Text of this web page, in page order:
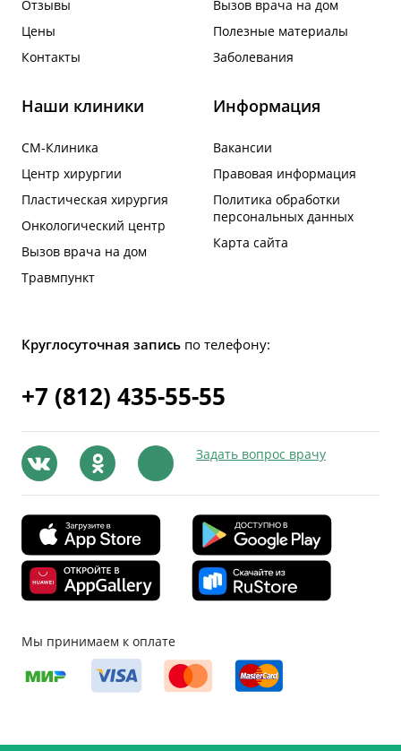
Отзывы
Цены
Контакты
Вызов врача на дом
Полезные материалы
Заболевания
Наши клиники
СМ-Клиника
Центр хирургии
Пластическая хирургия
Онкологический центр
Вызов врача на дом
Травмпункт
Информация
Вакансии
Правовая информация
Политика обработки
персональных данных
Карта сайта
Круглосуточная запись по телефону:
+7 (812) 435-55-55
Задать вопрос врачу
Мы принимаем к оплате